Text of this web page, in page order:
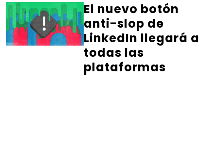
El nuevo botón
anti-slop de
LinkedIn llegará a
todas las
plataformas